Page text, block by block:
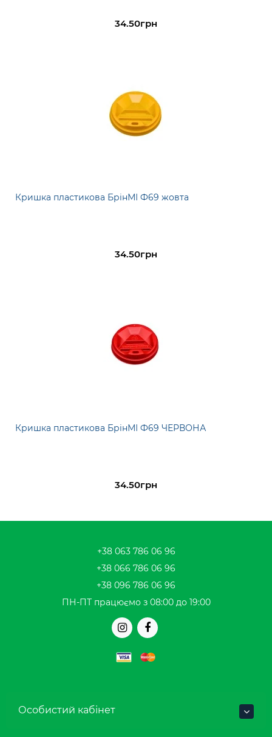
34.50грн
Кришка пластикова БрінМІ Ф69 жовта
34.50грн
Кришка пластикова БрінМІ Ф69 ЧЕРВОНА
34.50грн
+38 063 786 06 96
+38 066 786 06 96
+38 096 786 06 96
ПН-ПТ працюємо з 08:00 до 19:00
Особистий кабінет